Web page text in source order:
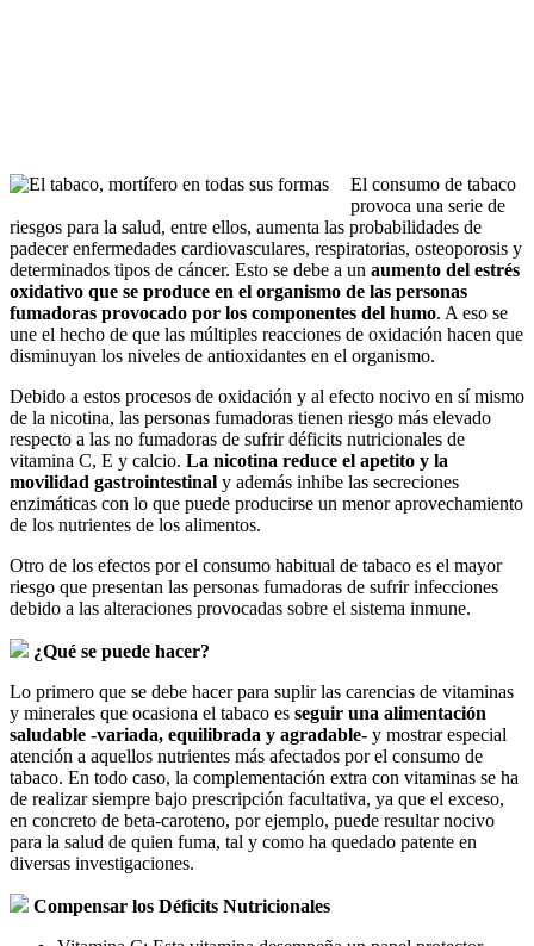
El consumo de tabaco
provoca una serie de
riesgos para la salud, entre ellos, aumenta las probabilidades de
padecer enfermedades cardiovasculares, respiratorias, osteoporosis y
determinados tipos de cáncer. Esto se debe a un aumento del estrés
oxidativo que se produce en el organismo de las personas
fumadoras provocado por los componentes del humo. A eso se
une el hecho de que las múltiples reacciones de oxidación hacen que
disminuyan los niveles de antioxidantes en el organismo.
Debido a estos procesos de oxidación y al efecto nocivo en sí mismo
de la nicotina, las personas fumadoras tienen riesgo más elevado
respecto a las no fumadoras de sufrir déficits nutricionales de
vitamina C, E y calcio. La nicotina reduce el apetito y la
movilidad gastrointestinal y además inhibe las secreciones
enzimáticas con lo que puede producirse un menor aprovechamiento
de los nutrientes de los alimentos.
Otro de los efectos por el consumo habitual de tabaco es el mayor
riesgo que presentan las personas fumadoras de sufrir infecciones
debido a las alteraciones provocadas sobre el sistema inmune.
¿Qué se puede hacer?
Lo primero que se debe hacer para suplir las carencias de vitaminas
y minerales que ocasiona el tabaco es seguir una alimentación
saludable -variada, equilibrada y agradable- y mostrar especial
atención a aquellos nutrientes más afectados por el consumo de
tabaco. En todo caso, la complementación extra con vitaminas se ha
de realizar siempre bajo prescripción facultativa, ya que el exceso,
en concreto de beta-caroteno, por ejemplo, puede resultar nocivo
para la salud de quien fuma, tal y como ha quedado patente en
diversas investigaciones.
Compensar los Déficits Nutricionales